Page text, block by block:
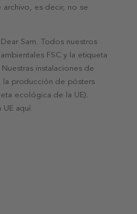
archivo, es decir, no se
Sam. Todos nuestros
FSC y la etiqueta
instalaciones de
la producción de pósters
ecológica de la UE).
aquí.